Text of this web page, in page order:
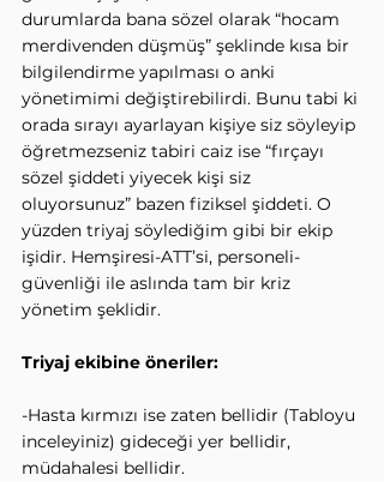
durumlarda bana sözel olarak “hocam
merdivenden düşmüş” şeklinde kısa bir
bilgilendirme yapılması o anki
yönetimimi değiştirebilirdi. Bunu tabi ki
orada sırayı ayarlayan kişiye siz söyleyip
öğretmezseniz tabiri caiz ise “fırçayı
sözel şiddeti yiyecek kişi siz
oluyorsunuz” bazen fiziksel şiddeti. O
yüzden triyaj söylediğim gibi bir ekip
işidir. Hemşiresi-ATT’si, personeli-
güvenliği ile aslında tam bir kriz
yönetim şeklidir.
Triyaj ekibine öneriler:
-Hasta kırmızı ise zaten bellidir (Tabloyu
inceleyiniz) gideceği yer bellidir,
müdahalesi bellidir.